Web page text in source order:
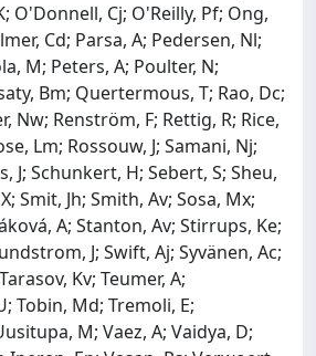
O'Donnell, Cj; O'Reilly, Pf; Ong,
Cd; Parsa, A; Pedersen, Nl;
M; Peters, A; Poulter, N;
Bm; Quertermous, T; Rao, Dc;
Nw; Renström, F; Rettig, R; Rice,
Lm; Rossouw, J; Samani, Nj;
J; Schunkert, H; Sebert, S; Sheu,
Smit, Jh; Smith, Av; Sosa, Mx;
A; Stanton, Av; Stirrups, Ke;
J; Swift, Aj; Syvänen, Ac;
Kv; Teumer, A;
Tobin, Md; Tremoli, E;
M; Vaez, A; Vaidya, D;